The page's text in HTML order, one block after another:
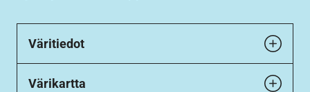
Väritiedot
Värikartta